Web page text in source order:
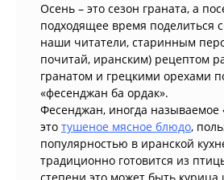
Осень – это сезон граната, а
подходящее время поделиться
наши читатели, старинным
почитай, иранским) рецептом
гранатом и грецкими орехами
«фесенджан ба ордак».
Фесенджан, иногда
это тушеное мясное блюдо,
популярностью в иранской
традиционно готовится из